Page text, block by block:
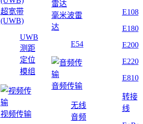
超宽带
(UWB)
UWB
测距
定位
模组
视频传输
毫米波雷
达
E54
音频传输
无线
音频
E108
E180
E200
E220
E810
转接
线